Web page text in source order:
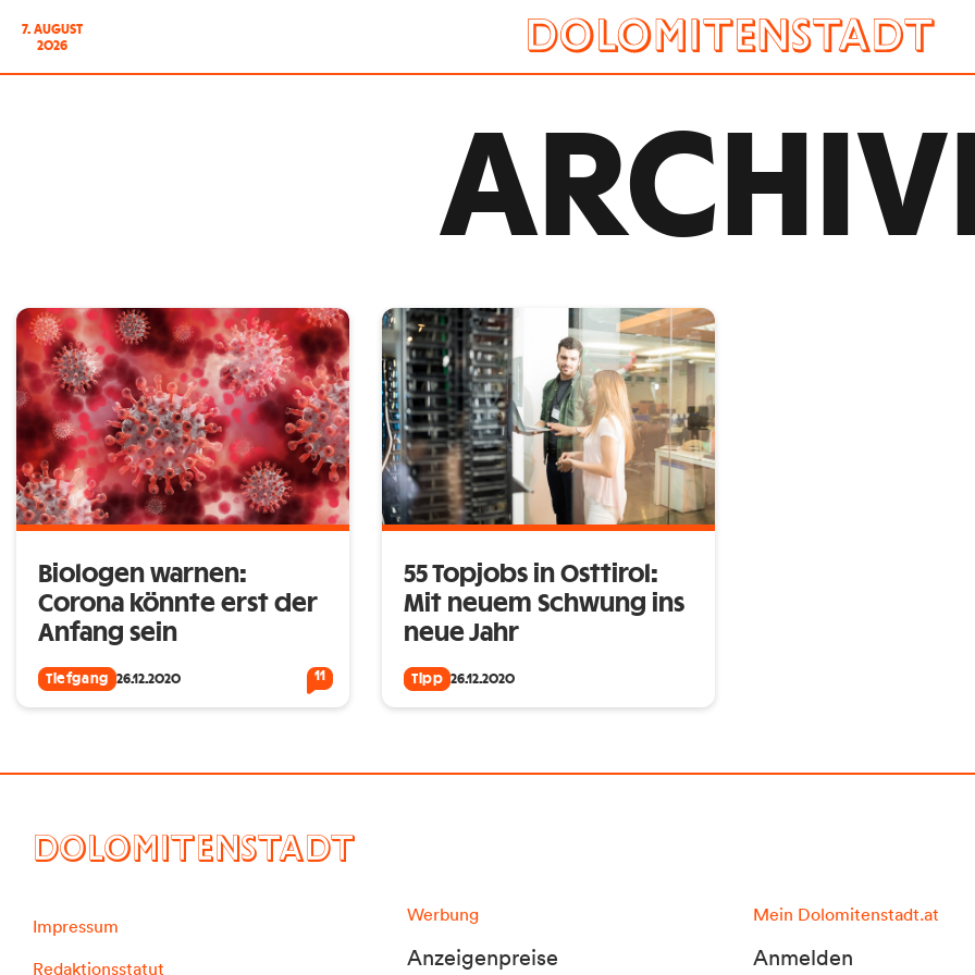
7. AUGUST
2026
Biologen warnen:
Corona könnte erst der
Anfang sein
Tiefgang 26.12.2020 11
55 Topjobs in Osttirol:
Mit neuem Schwung ins
neue Jahr
Tipp 26.12.2020
DOLOMITENSTADT
Impressum
Redaktionsstatut
Werbung
Anzeigenpreise
Mein Dolomitenstadt.at
Anmelden